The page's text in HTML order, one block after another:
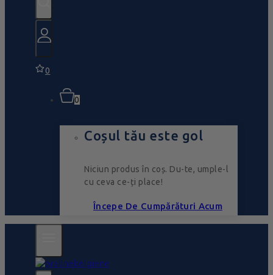
0
0
Coșul tău este gol
Niciun produs în coș. Du-te, umple-l
cu ceva ce-ți place!
Începe De Cumpărături Acum